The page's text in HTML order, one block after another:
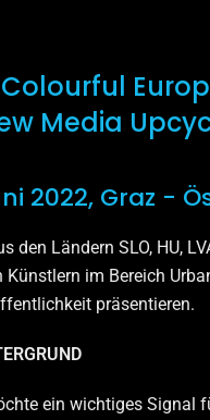
Media
2022, Graz -
den Ländern SLO, HU,
im Bereich
präsentieren.
ein wichtiges Signal